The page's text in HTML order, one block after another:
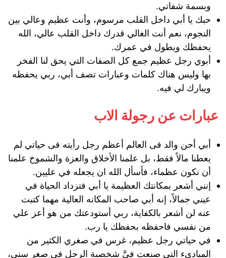
وبسمة شفاتي.
حبك يا أبي داخل القلب مرسوم، وأنت عظيم وعالي بين
النجوم، نعم أنت الغالي قدرك داخل القلب عالي، الله
يحفظك ويطول في عمرك.
أبوي رجل عظيم جمع كل الصفات التي يحق لنا الفخر
بها وليس هناك كلمات وعبارات تصف أبي، ربي يحفظه
ويبارك لي فيه.
عبارات عن رجولة الاب
أبي أحن والد فى العالم أعظم رجل رأيته فى حياتي لم
يعطنا مالاً فقط، بل علمنا الأخلاق والعزة والشموخ علمنا
أن نكون عظماء، فأسأل الله ان يجعله في عليين.
إنني أشعر بمكانتك العظيمة يا أبي فتزداد الحياة في
عيني جمالاً، إنه أبي صاحب المكانه العالية مهما كتبت
عنه لن أشعر بالكفاية، ربي أستودعتك من هو أعز علي
من نفسي فاحفظه بحفظك يا رب.
في حياتي رجل عظيم، غرس في صغري الكثير من
المبادىء التي صنعت فيَّ شخصية الرجل في صغر سني،